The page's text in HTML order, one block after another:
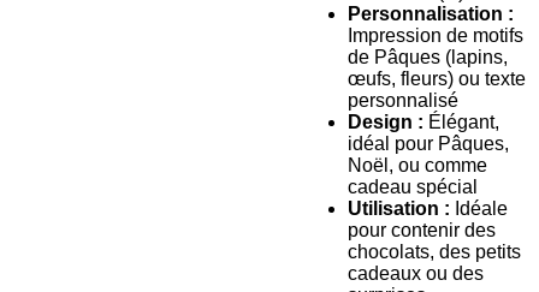
Personnalisation :
Impression de motifs
de Pâques (lapins,
œufs, fleurs) ou texte
personnalisé
Design : Élégant,
idéal pour Pâques,
Noël, ou comme
cadeau spécial
Utilisation : Idéale
pour contenir des
chocolats, des petits
cadeaux ou des